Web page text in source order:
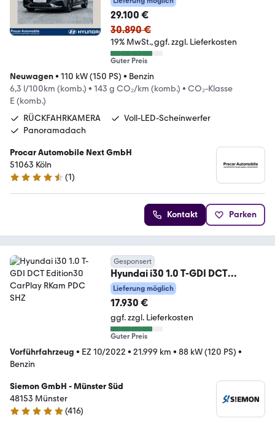
29.100 €
30.890 €
19% MwSt. ggf. zzgl. Lieferkosten
Guter Preis
Neuwagen• 110 kW (150 PS) • Benzin
6,3 l/100km (komb.) • 143 g CO₂/km (komb.) • CO₂-Klasse
E (komb.)
RÜCKFAHRKAMERA
Voll-LED-Scheinwerfer
Panoramadach
Procar Automobile Next GmbH
51063 Köln
4.7 Sterne
(1)
Kontakt Parken
Gesponsert
Hyundai i30 1.0 T-GDI DCT
Edition30 CarPlay RKam PDC SHZ
Lieferung möglich
17.930 €
ggf. zzgl. Lieferkosten
Guter Preis
Vorführfahrzeug • EZ 10/2022 • 21.999 km • 88 kW (120 PS) •
Benzin
Siemon GmbH - Münster Süd
48153 Münster
4.8 Sterne
(416)